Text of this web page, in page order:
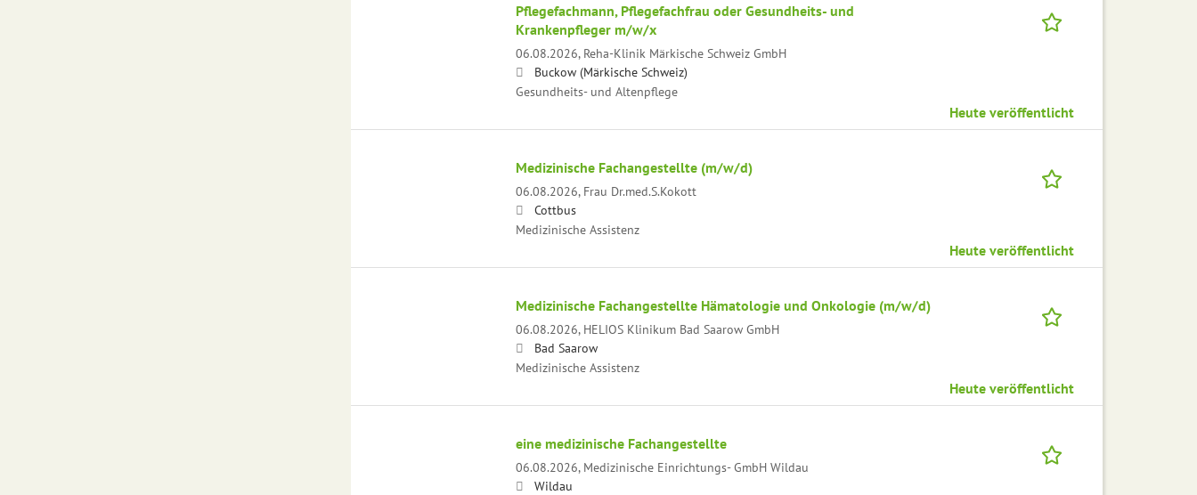
Pflegefachmann, Pflegefachfrau oder Gesundheits- und
Krankenpfleger m/w/x
06.08.2026, Reha-Klinik Märkische Schweiz GmbH
Buckow (Märkische Schweiz)
Gesundheits- und Altenpflege
Heute veröffentlicht
Medizinische Fachangestellte (m/w/d)
06.08.2026, Frau Dr.med.S.Kokott
Cottbus
Medizinische Assistenz
Heute veröffentlicht
Medizinische Fachangestellte Hämatologie und Onkologie (m/w/d)
06.08.2026, HELIOS Klinikum Bad Saarow GmbH
Bad Saarow
Medizinische Assistenz
Heute veröffentlicht
eine medizinische Fachangestellte
06.08.2026, Medizinische Einrichtungs- GmbH Wildau
Wildau